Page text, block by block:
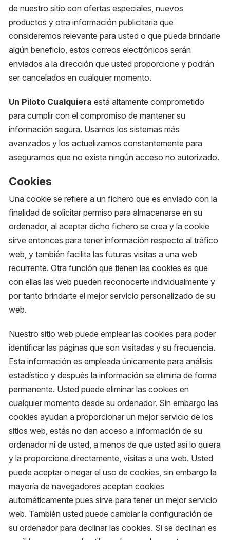
de nuestro sitio con ofertas especiales, nuevos
productos y otra información publicitaria que
consideremos relevante para usted o que pueda brindarle
algún beneficio, estos correos electrónicos serán
enviados a la dirección que usted proporcione y podrán
ser cancelados en cualquier momento.
Un Piloto Cualquiera está altamente comprometido
para cumplir con el compromiso de mantener su
información segura. Usamos los sistemas más
avanzados y los actualizamos constantemente para
asegurarnos que no exista ningún acceso no autorizado.
Cookies
Una cookie se refiere a un fichero que es enviado con la
finalidad de solicitar permiso para almacenarse en su
ordenador, al aceptar dicho fichero se crea y la cookie
sirve entonces para tener información respecto al tráfico
web, y también facilita las futuras visitas a una web
recurrente. Otra función que tienen las cookies es que
con ellas las web pueden reconocerte individualmente y
por tanto brindarte el mejor servicio personalizado de su
web.
Nuestro sitio web puede emplear las cookies para poder
identificar las páginas que son visitadas y su frecuencia.
Esta información es empleada únicamente para análisis
estadístico y después la información se elimina de forma
permanente. Usted puede eliminar las cookies en
cualquier momento desde su ordenador. Sin embargo las
cookies ayudan a proporcionar un mejor servicio de los
sitios web, estás no dan acceso a información de su
ordenador ni de usted, a menos de que usted así lo quiera
y la proporcione directamente, visitas a una web. Usted
puede aceptar o negar el uso de cookies, sin embargo la
mayoría de navegadores aceptan cookies
automáticamente pues sirve para tener un mejor servicio
web. También usted puede cambiar la configuración de
su ordenador para declinar las cookies. Si se declinan es